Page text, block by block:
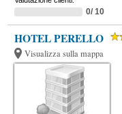
0/ 10
HOTEL PERELLO
Visualizza sulla mappa